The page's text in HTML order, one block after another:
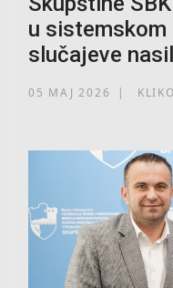
u sistemskom
slučajeve
05 MAJ 2026